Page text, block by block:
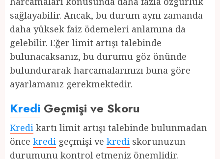
sağlayabilir. Ancak, bu durum aynı zamanda
daha yüksek faiz ödemeleri anlamına da
gelebilir. Eğer limit artışı talebinde
bulunacaksanız, bu durumu göz önünde
bulundurarak harcamalarınızı buna göre
ayarlamanız gerekmektedir.
Kredi Geçmişi ve Skoru
Kredi kartı limit artışı talebinde bulunmadan
önce kredi geçmişi ve kredi skorunuzun
durumunu kontrol etmeniz önemlidir.